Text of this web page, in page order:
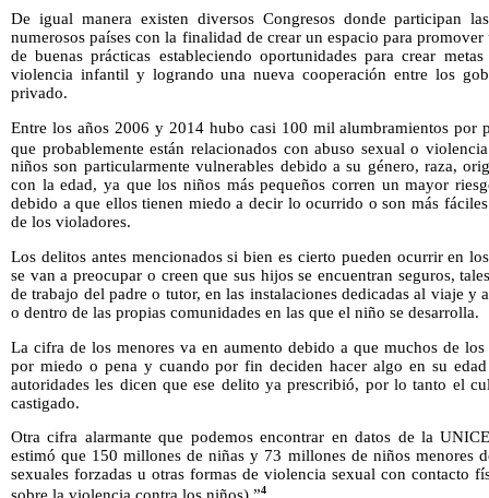
De igual manera existen diversos Congresos donde participan
numerosos países con la finalidad de crear un espacio para
de buenas prácticas estableciendo oportunidades para crear
violencia infantil y logrando una nueva cooperación entre los
privado.
Entre los años 2006 y 2014 hubo casi 100 mil alumbramientos por
que probablemente están relacionados con abuso sexual o
niños son particularmente vulnerables debido a su género, raza,
con la edad, ya que los niños más pequeños corren un mayor
debido a que ellos tienen miedo a decir lo ocurrido o son más
de los violadores.
Los delitos antes mencionados si bien es cierto pueden ocurrir en
se van a preocupar o creen que sus hijos se encuentran seguros,
de trabajo del padre o tutor, en las instalaciones dedicadas al viaje y
o dentro de las propias comunidades en las que el niño se desarrolla.
La cifra de los menores va en aumento debido a que muchos de
por miedo o pena y cuando por fin deciden hacer algo en su
autoridades les dicen que ese delito ya prescribió, por lo tanto el
castigado.
Otra cifra alarmante que podemos encontrar en datos de la
estimó que 150 millones de niñas y 73 millones de niños menores
sexuales forzadas u otras formas de violencia sexual con contacto
4